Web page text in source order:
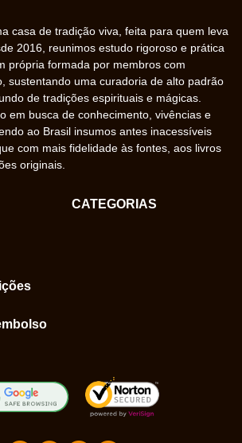
casa de tradição viva, feita para quem leva
2016, reunimos estudo rigoroso e prática
própria formada por membros com
sustentando uma curadoria de alto padrão
de tradições espirituais e mágicas.
em busca de conhecimento, vivências e
ao Brasil insumos antes inacessíveis
com mais fidelidade às fontes, aos livros
originais.
CATEGORIAS